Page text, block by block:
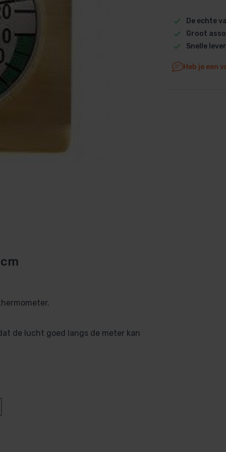
Dolphin M600 onderdelen
Dolphin Poolstyle E10
De echte
Groot
Snelle
Heb je een
de lucht goed langs de meter kan